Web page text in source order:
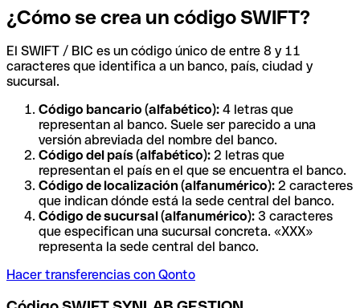
¿Cómo se crea un código SWIFT?
El SWIFT / BIC es un código único de entre 8 y 11
caracteres que identifica a un banco, país, ciudad y
sucursal.
Código bancario (alfabético): 4 letras que
representan al banco. Suele ser parecido a una
versión abreviada del nombre del banco.
Código del país (alfabético): 2 letras que
representan el país en el que se encuentra el banco.
Código de localización (alfanumérico): 2 caracteres
que indican dónde está la sede central del banco.
Código de sucursal (alfanumérico): 3 caracteres
que especifican una sucursal concreta. «XXX»
representa la sede central del banco.
Hacer transferencias con Qonto